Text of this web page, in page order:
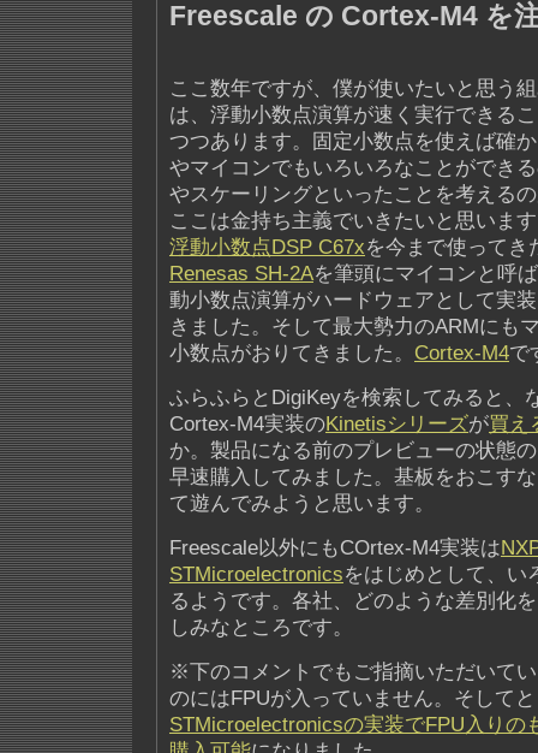
Freescale の Cortex-M4 を
ここ数年ですが、僕が使いたいと思う
は、浮動小数点演算が速く実行できる
つつあります。固定小数点を使えば確
やマイコンでもいろいろなことができ
やスケーリングといったことを考える
ここは金持ち主義でいきたいと思いま
浮動小数点DSP C67xを今まで使ってき
Renesas SH-2Aを筆頭にマイコンと呼
動小数点演算がハードウェアとして実
きました。そして最大勢力のARMにも
小数点がおりてきました。 Cortex-M4で
ふらふらとDigiKeyを検索してみると、
Cortex-M4実装のKinetisシリーズが買え
か。製品になる前のプレビューの状態
早速購入してみました。基板をおこす
て遊んでみようと思います。
Freescale以外にもCOrtex-M4実装は
STMicroelectronicsをはじめとして、い
るようです。各社、どのような差別化
しみなところです。
※下のコメントでもご指摘いただいて
のにはFPUが入っていません。そして
STMicroelectronicsの実装でFPU入りの